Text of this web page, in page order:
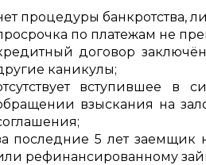
процедуры банкротства,
по платежам не
договор
каникулы;
вступившее в
взыскания на
последние 5 лет заемщик
рефинансированному